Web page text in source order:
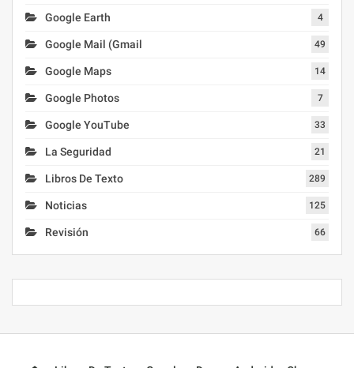
Google Earth 4
Google Mail (Gmail 49
Google Maps 14
Google Photos 7
Google YouTube 33
La Seguridad 21
Libros De Texto 289
Noticias 125
Revisión 66